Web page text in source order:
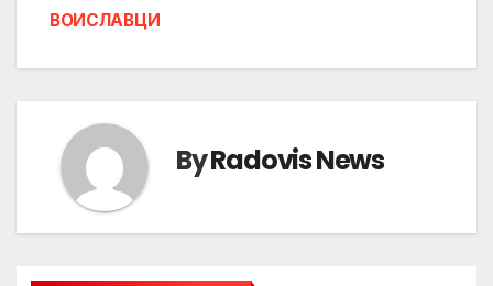
ВОИСЛАВЦИ
ByRadovis News